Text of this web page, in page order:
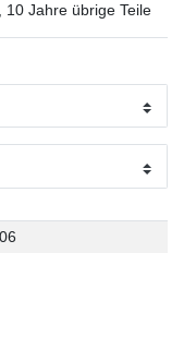
Jahre übrige Teile